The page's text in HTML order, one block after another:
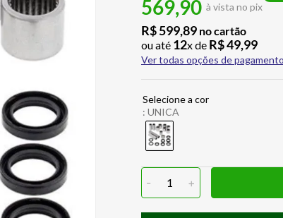
569,90 à vista no pix
R$599,89 no cartão
ou até 12x de R$49,99
Ver todas opções de pagamento
: UNICA
- 1 +